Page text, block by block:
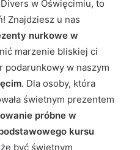
w Oświęcimiu, to
Znajdziesz u nas
nurkowe w
marzenie bliskiej ci
podarunkowy w naszym
. Dla osoby, która
świetnym prezentem
próbne w
kursu
być świetnym